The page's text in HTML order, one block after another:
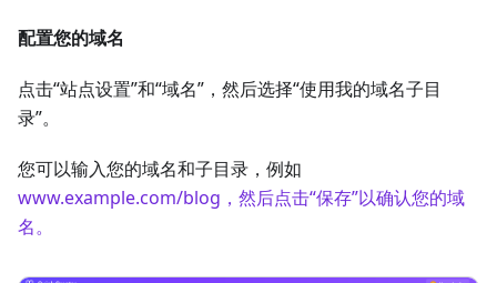
配置您的域名
点击“站点设置”和“域名”，然后选择“使用我的域名子目
录”。
您可以输入您的域名和子目录，例如
www.example.com/blog，然后点击“保存”以确认您的域
名。